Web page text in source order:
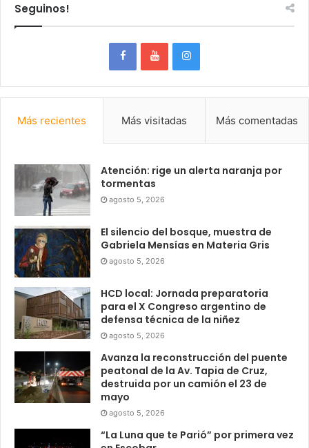
Seguinos!
Más recientes Más visitadas Más comentadas
Atención: rige un alerta naranja por
tormentas
agosto 5, 2026
El silencio del bosque, muestra de
Gabriela Mensías en Materia Gris
agosto 5, 2026
HCD local: Jornada preparatoria
para el X Congreso argentino de
defensa técnica de la niñez
agosto 5, 2026
Avanza la reconstrucción del puente
peatonal de la Av. Tapia de Cruz,
destruida por un camión el 23 de
mayo
agosto 5, 2026
“La Luna que te Parió” por primera vez